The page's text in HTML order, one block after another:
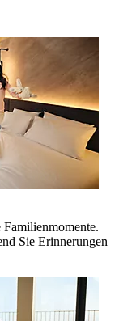
Sie Erinnerungen